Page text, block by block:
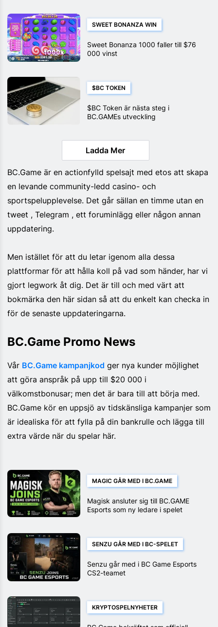
SWEET BONANZA WIN
Sweet Bonanza 1000 faller till $76
000 vinst
$BC TOKEN
$BC Token är nästa steg i
BC.GAMEs utveckling
Ladda Mer
BC.Game är en actionfylld spelsajt med etos att skapa
en levande community-ledd casino- och
sportspelupplevelse. Det går sällan en timme utan en
tweet , Telegram , ett foruminlägg eller någon annan
uppdatering.
Men istället för att du letar igenom alla dessa
plattformar för att hålla koll på vad som händer, har vi
gjort legwork åt dig. Det är till och med värt att
bokmärka den här sidan så att du enkelt kan checka in
för de senaste uppdateringarna.
BC.Game Promo News
Vår BC.Game kampanjkod ger nya kunder möjlighet
att göra anspråk på upp till $20 000 i
välkomstbonusar; men det är bara till att börja med.
BC.Game kör en uppsjö av tidskänsliga kampanjer som
är idealiska för att fylla på din bankrulle och lägga till
extra värde när du spelar här.
MAGIC GÅR MED I BC.GAME
Magisk ansluter sig till BC.GAME
Esports som ny ledare i spelet
SENZU GÅR MED I BC-SPELET
Senzu går med i BC Game Esports
CS2-teamet
KRYPTOSPELNYHETER